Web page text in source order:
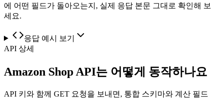
에 어떤 필드가 돌아오는지, 실제 응답 본문 그대로 확인해 보
세요.
응답 예시 보기
API 상세
Amazon Shop API는 어떻게 동작하나요
API 키와 함께 GET 요청을 보내면, 통합 스키마와 계산 필드